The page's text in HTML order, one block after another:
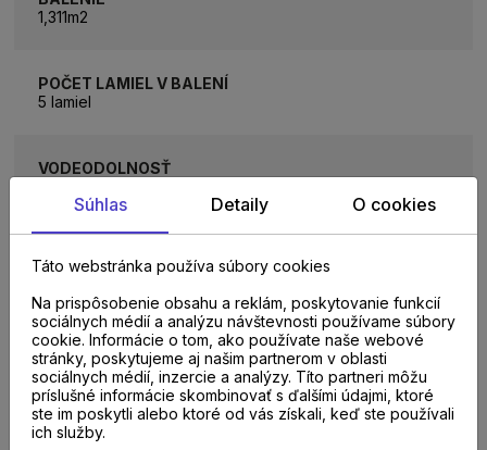
1,311m2
POČET LAMIEL V BALENÍ
5 lamiel
VODEODOLNOSŤ
12 mm
KOLEKCIA
Impressive Ultra
NA STIAHNUTIE
Súhlas Detaily O cookies
Táto webstránka používa súbory cookies
Na prispôsobenie obsahu a reklám, poskytovanie funkcií
sociálnych médií a analýzu návštevnosti používame súbory
cookie. Informácie o tom, ako používate naše webové
stránky, poskytujeme aj našim partnerom v oblasti
sociálnych médií, inzercie a analýzy. Títo partneri môžu
príslušné informácie skombinovať s ďalšími údajmi, ktoré
ste im poskytli alebo ktoré od vás získali, keď ste používali
ich služby.